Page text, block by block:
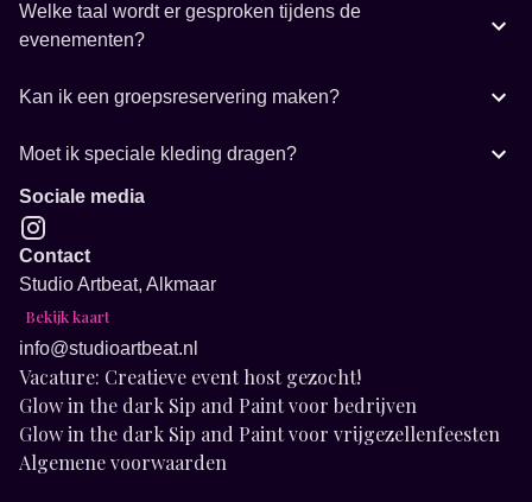
Welke taal wordt er gesproken tijdens de
evenementen?
Kan ik een groepsreservering maken?
Moet ik speciale kleding dragen?
Sociale media
Contact
Studio Artbeat, Alkmaar
Bekijk kaart
info@studioartbeat.nl
Vacature: Creatieve event host gezocht!
Glow in the dark Sip and Paint voor bedrijven
Glow in the dark Sip and Paint voor vrijgezellenfeesten
Algemene voorwaarden